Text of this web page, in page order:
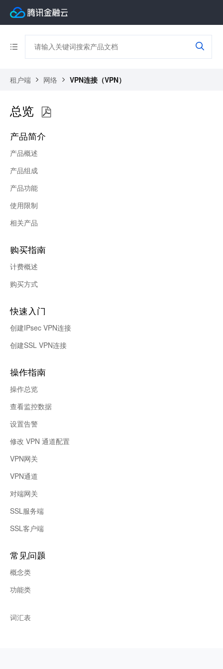
租户端 网络 VPN连接（VPN）
总览
产品简介
产品概述
产品组成
产品功能
使用限制
相关产品
购买指南
计费概述
购买方式
快速入门
创建IPsec VPN连接
创建SSL VPN连接
操作指南
操作总览
查看监控数据
设置告警
修改 VPN 通道配置
VPN网关
VPN通道
对端网关
SSL服务端
SSL客户端
常见问题
概念类
功能类
词汇表